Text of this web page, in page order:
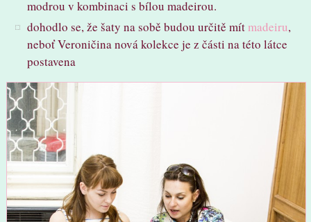
modrou v kombinaci s bílou madeirou.
dohodlo se, že šaty na sobě budou určitě mítmadeiru,
neboť Veroničina nová kolekce je z části na této látce
postavena